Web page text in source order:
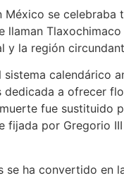
México se
y la región
calendárico
a ofrecer
fue sustituido
fijada por Gregorio
se ha convertido en